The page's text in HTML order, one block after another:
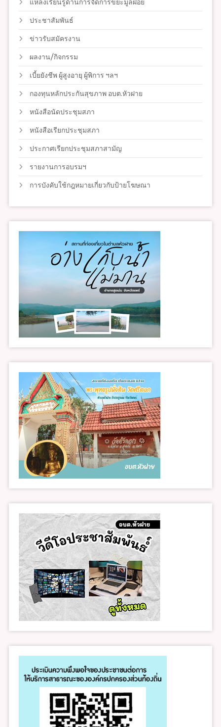
แหล่งเรียนรู้ด้านการจัดการขยะมูลฝอย
ประชาสัมพันธ์
ข่าวรับสมัครงาน
ผลงาน/กิจกรรม
เบี้ยยังชีพ ผู้สูงอายุ ผู้พิการ ฯลฯ
กองทุนหลักประกันสุขภาพ อบต.หัวฝาย
หนังสือนัดประชุมสภา
หนังสือเรียกประชุมสภา
ประกาศเรียกประชุมสภาสามัญ
รายงานการอบรมฯ
การบังคับใช้กฎหมายเกี่ยวกับป้ายโฆษณา